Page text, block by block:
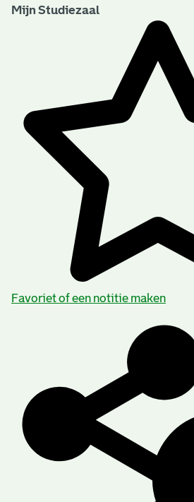
Mijn Studiezaal
Favoriet of een notitie maken